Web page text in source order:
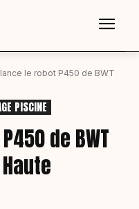
le robot P450 de BWT
PISCINE
de BWT